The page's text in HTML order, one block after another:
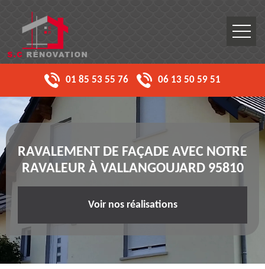
01 85 53 55 76 06 13 50 59 51
RAVALEMENT DE FAÇADE AVEC NOTRE
RAVALEUR À VALLANGOUJARD 95810
Voir nos réalisations